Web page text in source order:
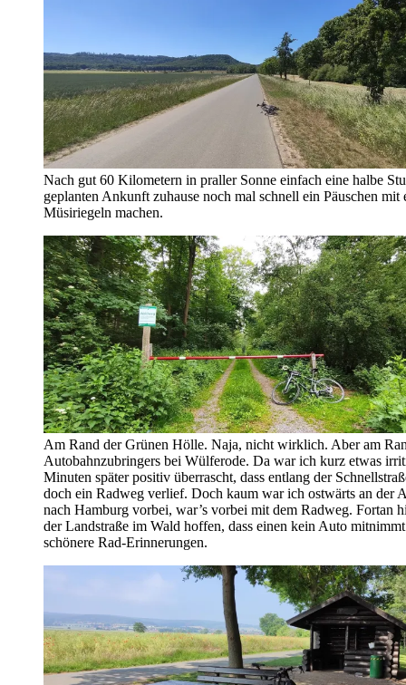
Nach gut 60 Kilometern in praller Sonne einfach eine halbe
geplanten Ankunft zuhause noch mal schnell ein Päuschen mit
Müsiriegeln machen.
Am Rand der Grünen Hölle. Naja, nicht wirklich. Aber am
Autobahnzubringers bei Wülferode. Da war ich kurz etwas
Minuten später positiv überrascht, dass entlang der
doch ein Radweg verlief. Doch kaum war ich ostwärts an der
nach Hamburg vorbei, war’s vorbei mit dem Radweg. Fortan
der Landstraße im Wald hoffen, dass einen kein Auto
schönere Rad-Erinnerungen.